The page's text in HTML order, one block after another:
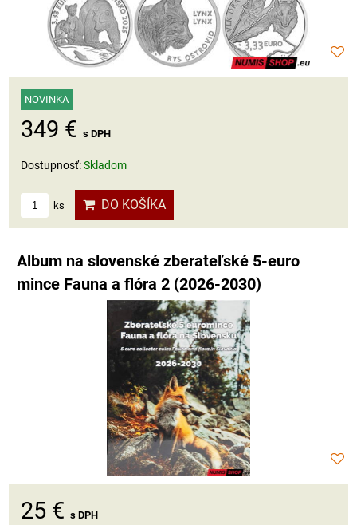
NOVINKA
349 € s DPH
Dostupnosť:Skladom
ks DO KOŠÍKA
Album na slovenské zberateľské 5-euro
mince Fauna a flóra 2 (2026-2030)
25 € s DPH